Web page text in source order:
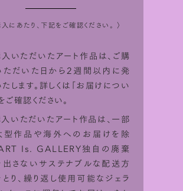
入にあたり、下記をご確認ください。 〉
いただいたアート作品は、ご購
ただいた日から2週間以内に発
します。詳しくは「お届けについ
ご確認ください。
いただいたアート作品は、一部
型作品や海外へのお届けを除
ART Is. GALLERY独自の廃棄
出さないサステナブルな配送方
り、繰り返し使用可能なジェラ